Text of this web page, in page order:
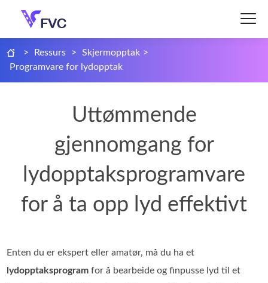
> Ressurs > Skjermopptak >
Programvare for lydopptak
Uttømmende
gjennomgang for
lydopptaksprogramvare
for å ta opp lyd effektivt
Enten du er ekspert eller amatør, må du ha et
lydopptaksprogram for å bearbeide og finpusse lyd til et